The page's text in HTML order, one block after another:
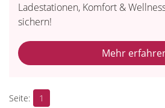
Ladestationen, Komfort &
sichern!
Mehr
1